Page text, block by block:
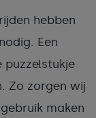
hebben
Een
Zo zorgen wij
maken